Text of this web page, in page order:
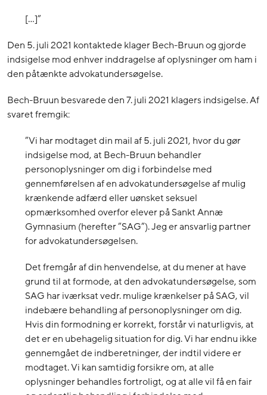
[…]”
Den 5. juli 2021 kontaktede klager Bech-Bruun og gjorde
indsigelse mod enhver inddragelse af oplysninger om ham i
den påtænkte advokatundersøgelse.
Bech-Bruun besvarede den 7. juli 2021 klagers indsigelse. Af
svaret fremgik:
”Vi har modtaget din mail af 5. juli 2021, hvor du gør
indsigelse mod, at Bech-Bruun behandler
personoplysninger om dig i forbindelse med
gennemførelsen af en advokatundersøgelse af mulig
krænkende adfærd eller uønsket seksuel
opmærksomhed overfor elever på Sankt Annæ
Gymnasium (herefter ”SAG”). Jeg er ansvarlig partner
for advokatundersøgelsen.
Det fremgår af din henvendelse, at du mener at have
grund til at formode, at den advokatundersøgelse, som
SAG har iværksat vedr. mulige krænkelser på SAG, vil
indebære behandling af personoplysninger om dig.
Hvis din formodning er korrekt, forstår vi naturligvis, at
det er en ubehagelig situation for dig. Vi har endnu ikke
gennemgået de indberetninger, der indtil videre er
modtaget. Vi kan samtidig forsikre om, at alle
oplysninger behandles fortroligt, og at alle vil få en fair